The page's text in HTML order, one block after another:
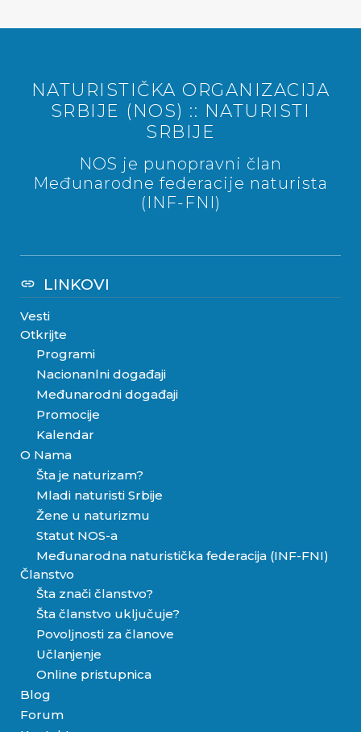
NATURISTIČKA ORGANIZACIJA
SRBIJE (NOS) :: NATURISTI
SRBIJE
NOS je punopravni član
Međunarodne federacije naturista
(INF-FNI)
link LINKOVI
Vesti
Otkrijte
Programi
Nacionanlni događaji
Međunarodni događaji
Promocije
Kalendar
O Nama
Šta je naturizam?
Mladi naturisti Srbije
Žene u naturizmu
Statut NOS-a
Međunarodna naturistička federacija (INF-FNI)
Članstvo
Šta znači članstvo?
Šta članstvo uključuje?
Povoljnosti za članove
Učlanjenje
Online pristupnica
Blog
Forum